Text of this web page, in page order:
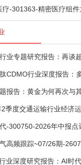
业专题研究报告：再谈
高频跟踪~07/26期-